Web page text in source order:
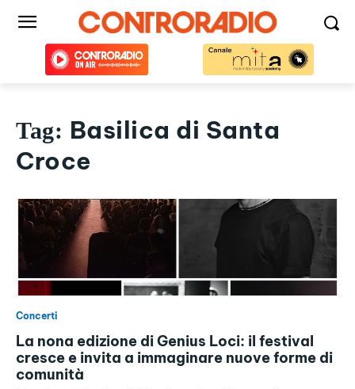
Tag: Basilica di Santa
Croce
Concerti
La nona edizione di Genius Loci: il festival
cresce e invita a immaginare nuove forme di
comunità